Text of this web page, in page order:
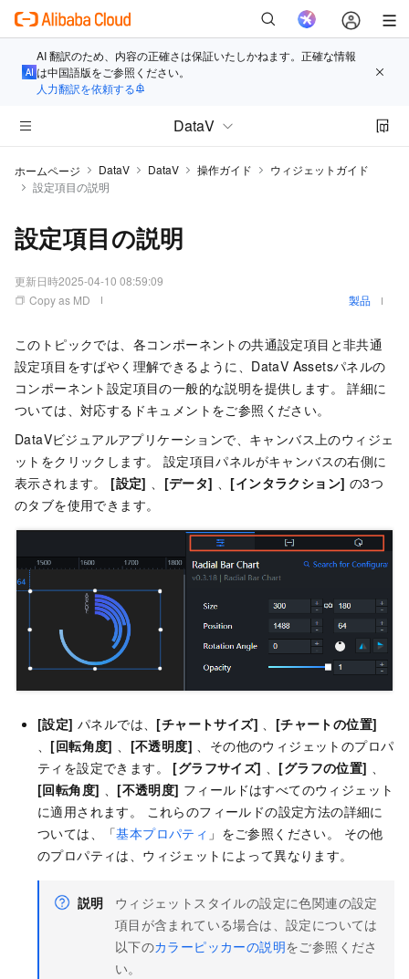
AI 翻訳のため、内容の正確さは保証いたしかねます。正確な情報
は中国語版をご参照ください。
人力翻訳を依頼する
DataV
ホームページ DataV DataV 操作ガイド
ウィジェットガイド
設定項目の説明
設定項目の説明
更新日時2025-04-10 08:59:09
Copy as MD
製品
このトピックでは、各コンポーネントの共通設定項目と非共通
設定項目をすばやく理解できるように、DataV Assetsパネルの
コンポーネント設定項目の一般的な説明を提供します。 詳細に
ついては、対応するドキュメントをご参照ください。
DataVビジュアルアプリケーションで、キャンバス上のウィジェ
ットをクリックします。 設定項目パネルがキャンバスの右側に
表示されます。 [設定] 、 [データ] 、 [インタラクション] の3つ
のタブを使用できます。
[設定] パネルでは、 [チャートサイズ] 、 [チャートの位置]
、 [回転角度] 、 [不透明度] 、その他のウィジェットのプロパ
ティを設定できます。 [グラフサイズ] 、 [グラフの位置] 、
[回転角度] 、 [不透明度] フィールドはすべてのウィジェット
に適用されます。 これらのフィールドの設定方法の詳細に
ついては、「基本プロパティ 」をご参照ください。 その他
のプロパティは、ウィジェットによって異なります。
説明
ウィジェットスタイルの設定に色関連の設定
項目が含まれている場合は、設定については
以下のカラーピッカーの説明をご参照くださ
い。